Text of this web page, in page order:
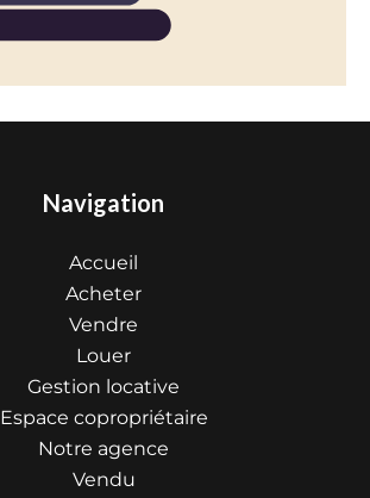
Navigation
Accueil
Acheter
Vendre
Louer
Gestion locative
Espace copropriétaire
Notre agence
Vendu